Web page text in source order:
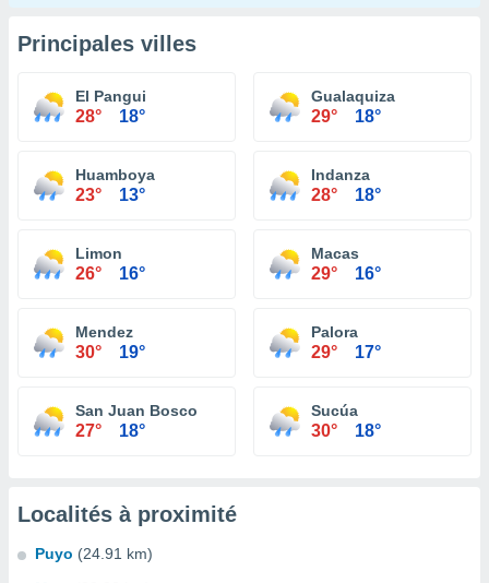
Principales villes
El Pangui
28° 18°
Gualaquiza
29° 18°
Huamboya
23° 13°
Indanza
28° 18°
Limon
26° 16°
Macas
29° 16°
Mendez
30° 19°
Palora
29° 17°
San Juan Bosco
27° 18°
Sucúa
30° 18°
Localités à proximité
Puyo (24.91 km)